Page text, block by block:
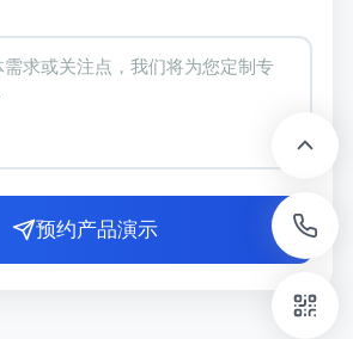
预约产品演示